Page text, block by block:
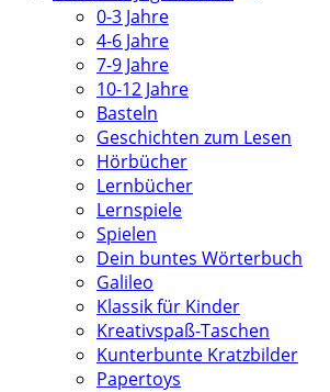
0-3 Jahre
4-6 Jahre
7-9 Jahre
10-12 Jahre
Basteln
Geschichten zum Lesen
Hörbücher
Lernbücher
Lernspiele
Spielen
Dein buntes Wörterbuch
Galileo
Klassik für Kinder
Kreativspaß-Taschen
Kunterbunte Kratzbilder
Papertoys